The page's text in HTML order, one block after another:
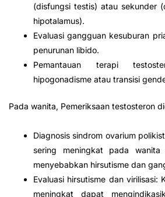
(disfungsi testis) atau sekunder
hipotalamus).
Evaluasi gangguan kesuburan
penurunan libido.
Pemantauan terapi
hipogonadisme atau transisi
Pada wanita, Pemeriksaan testosteron
Diagnosis sindrom ovarium
sering meningkat pada wanita
menyebabkan hirsutisme dan
Evaluasi hirsutisme dan virilisasi:
meningkat dapat